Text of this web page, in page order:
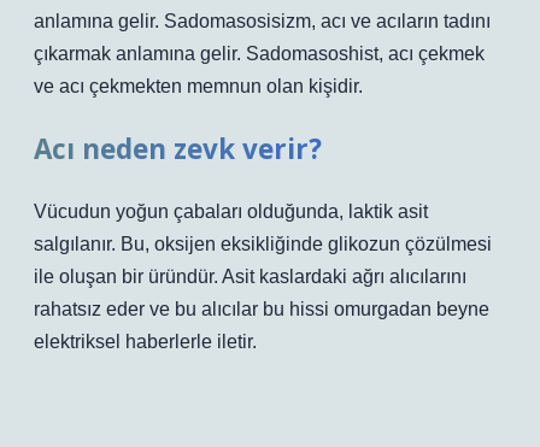
anlamına gelir. Sadomasosisizm, acı ve acıların tadını
çıkarmak anlamına gelir. Sadomasoshist, acı çekmek
ve acı çekmekten memnun olan kişidir.
Acı neden zevk verir?
Vücudun yoğun çabaları olduğunda, laktik asit
salgılanır. Bu, oksijen eksikliğinde glikozun çözülmesi
ile oluşan bir üründür. Asit kaslardaki ağrı alıcılarını
rahatsız eder ve bu alıcılar bu hissi omurgadan beyne
elektriksel haberlerle iletir.